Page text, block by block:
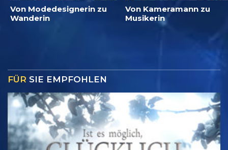
Von Modedesignerin zu
Wanderin
Von Kameramann zu
Musikerin
FÜR SIE EMPFOHLEN